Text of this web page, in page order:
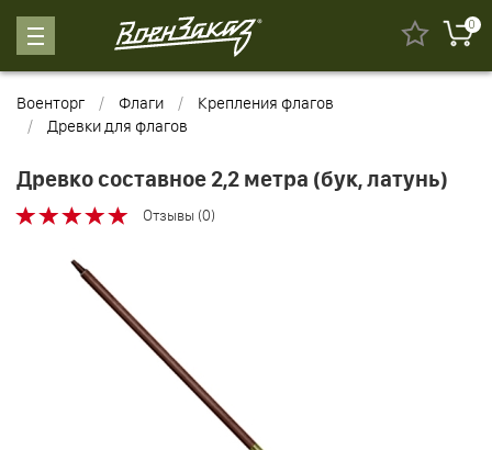
0
Военторг Флаги
Крепления флагов
Древки для флагов
Древко составное 2,2 метра (бук, латунь)
Отзывы (0)